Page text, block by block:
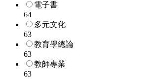
電子書
64
多元文化
63
教育學總論
63
教師專業
63